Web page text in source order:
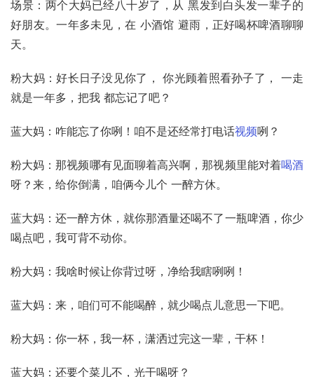
场景：两个大妈已经八十岁了，从 黑发到白头发一辈子的
好朋友。一年多未见，在 小酒馆 避雨，正好喝杯啤酒聊聊
天。
粉大妈：好长日子没见你了， 你光顾着照看孙子了， 一走
就是一年多，把我 都忘记了吧？
蓝大妈：咋能忘了你咧！咱不是还经常打电话视频咧？
粉大妈：那视频哪有见面聊着高兴啊，那视频里能对着喝酒
呀？来，给你倒满，咱俩今儿个 一醉方休。
蓝大妈：还一醉方休，就你那酒量还喝不了一瓶啤酒，你少
喝点吧，我可背不动你。
粉大妈：我啥时候让你背过呀，净给我瞎咧咧！
蓝大妈：来，咱们可不能喝醉，就少喝点儿意思一下吧。
粉大妈：你一杯，我一杯，潇洒过完这一辈，干杯！
蓝大妈：还要个菜儿不，光干喝呀？